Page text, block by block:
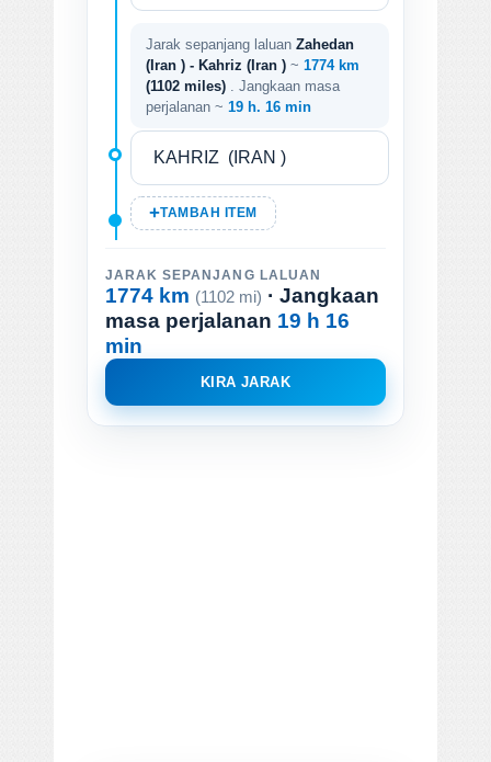
Jarak sepanjang laluan Zahedan
(Iran ) - Kahriz (Iran ) ~ 1774 km
(1102 miles)
. Jangkaan masa
perjalanan ~ 19 h. 16 min
TAMBAH ITEM
JARAK SEPANJANG LALUAN
1774 km (1102 mi) · Jangkaan
masa perjalanan 19 h 16
min
KIRA JARAK